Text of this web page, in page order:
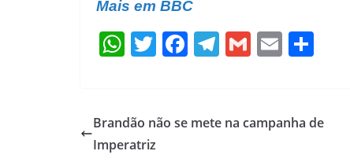
Mais em BBC
W
s
A
T
er
F
b
T
gr
G
l
E
l e
Brandão não se mete na campanha de
Imperatriz